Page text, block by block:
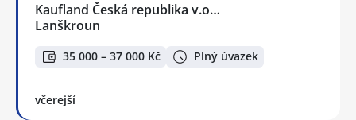
Kaufland Česká republika v.o…
Lanškroun
35 000 – 37 000 Kč Plný úvazek
včerejší